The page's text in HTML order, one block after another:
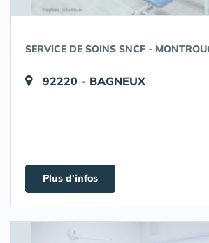
SERVICE DE SOINS SNCF -
92220 - BAGNEUX
Plus d'infos